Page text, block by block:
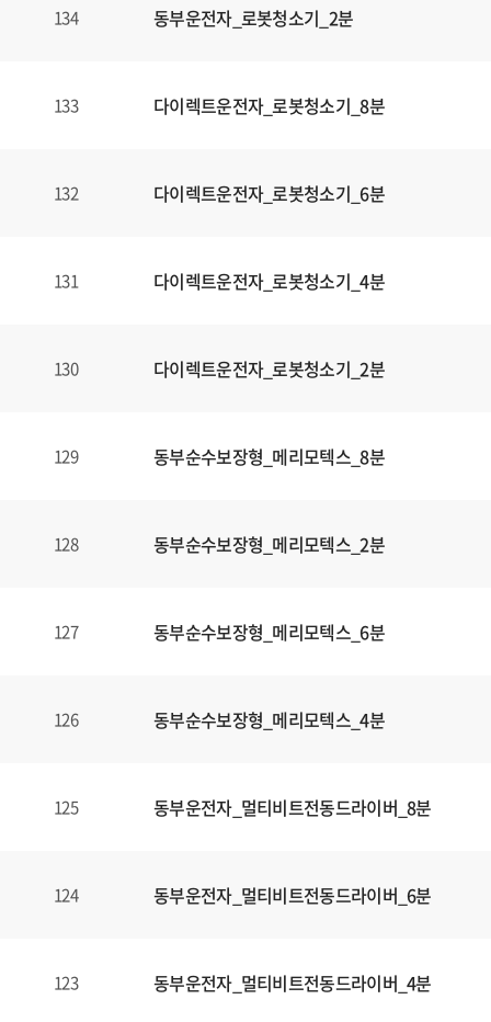
134 동부운전자_로봇청소기_2분
133 다이렉트운전자_로봇청소기_8분
132 다이렉트운전자_로봇청소기_6분
131 다이렉트운전자_로봇청소기_4분
130 다이렉트운전자_로봇청소기_2분
129 동부순수보장형_메리모텍스_8분
128 동부순수보장형_메리모텍스_2분
127 동부순수보장형_메리모텍스_6분
126 동부순수보장형_메리모텍스_4분
125 동부운전자_멀티비트전동드라이버_8분
124 동부운전자_멀티비트전동드라이버_6분
123 동부운전자_멀티비트전동드라이버_4분